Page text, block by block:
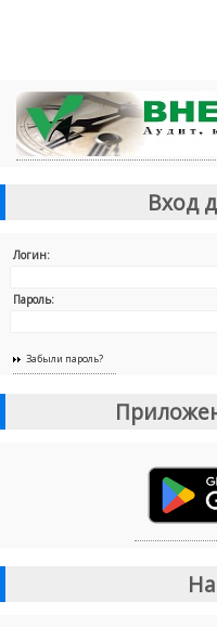
Вход
Логин:
Пароль:
Забыли пароль?